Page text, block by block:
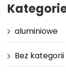
aluminiowe
Bez kategorii